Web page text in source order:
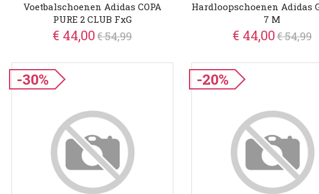
Voetbalschoenen Adidas COPA
PURE 2 CLUB FxG
€ 44,00€ 54,99
Hardloopschoenen Adidas
7 M
€ 44,00€ 54,99
-30% -20%